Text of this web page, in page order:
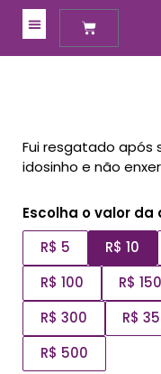
Fui resgatado após
idosinho e não
Escolha o valor
R$ 5
R$ 10
R$ 100
R$ 150
R$ 300
R$
R$ 500